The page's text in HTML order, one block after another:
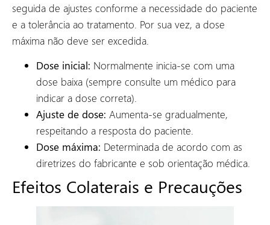
seguida de ajustes conforme a necessidade do paciente
e a tolerância ao tratamento. Por sua vez, a dose
máxima não deve ser excedida.
Dose inicial: Normalmente inicia-se com uma
dose baixa (sempre consulte um médico para
indicar a dose correta).
Ajuste de dose: Aumenta-se gradualmente,
respeitando a resposta do paciente.
Dose máxima: Determinada de acordo com as
diretrizes do fabricante e sob orientação médica.
Efeitos Colaterais e Precauções